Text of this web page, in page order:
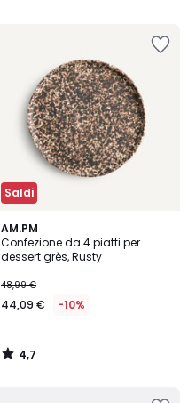
Saldi
AM.PM
Confezione da 4 piatti per
dessert grès, Rusty
48,99 €
44,09 € -10%
4,7
/ 5
4,7
/